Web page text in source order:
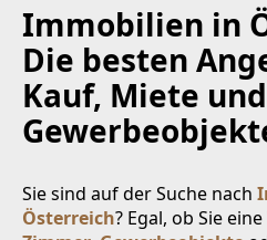
Immobilien in
Die besten
Kauf, Miete und
Sie sind auf der Suche nach
Österreich? Egal, ob Sie eine